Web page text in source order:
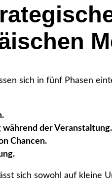
sich in fünf Phasen
der Veranstaltung.
Chancen.
sich sowohl auf kleine